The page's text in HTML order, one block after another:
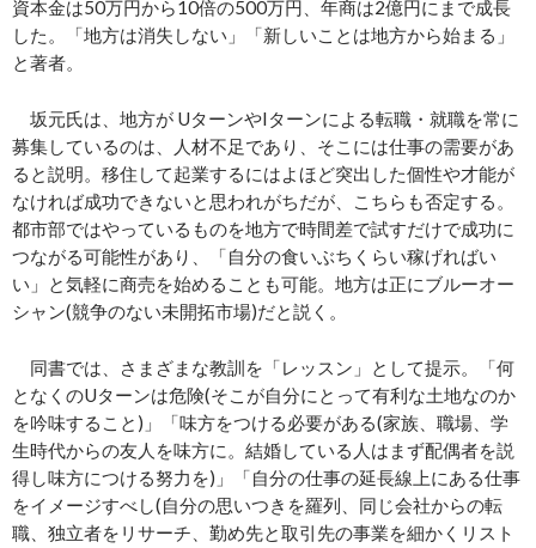
資本金は50万円から10倍の500万円、年商は2億円にまで成長
した。「地方は消失しない」「新しいことは地方から始まる」
と著者。
坂元氏は、地方が UターンやIターンによる転職・就職を常に
募集しているのは、人材不足であり、そこには仕事の需要があ
ると説明。移住して起業するにはよほど突出した個性や才能が
なければ成功できないと思われがちだが、こちらも否定する。
都市部ではやっているものを地方で時間差で試すだけで成功に
つながる可能性があり、「自分の食いぶちくらい稼げればい
い」と気軽に商売を始めることも可能。地方は正にブルーオー
シャン(競争のない未開拓市場)だと説く。
同書では、さまざまな教訓を「レッスン」として提示。「何
となくのUターンは危険(そこが自分にとって有利な土地なのか
を吟味すること)」「味方をつける必要がある(家族、職場、学
生時代からの友人を味方に。結婚している人はまず配偶者を説
得し味方につける努力を)」「自分の仕事の延長線上にある仕事
をイメージすべし(自分の思いつきを羅列、同じ会社からの転
職、独立者をリサーチ、勤め先と取引先の事業を細かくリスト